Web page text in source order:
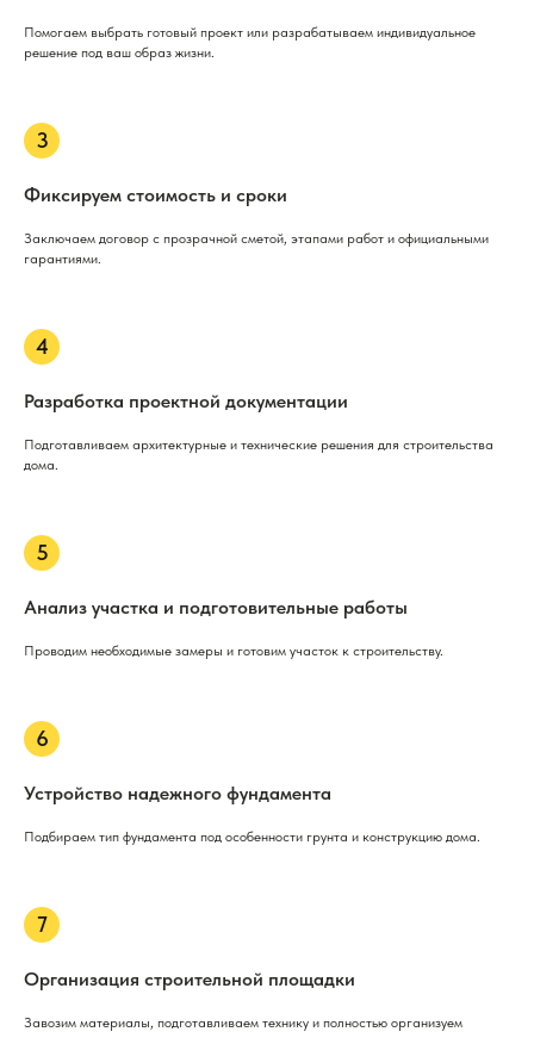
Помогаем выбрать готовый проект или разрабатываем индивидуальное
решение под ваш образ жизни.
Фиксируем стоимость и сроки
Заключаем договор с прозрачной сметой, этапами работ и официальными
гарантиями.
Разработка проектной документации
Подготавливаем архитектурные и технические решения для строительства
дома.
Анализ участка и подготовительные работы
Проводим необходимые замеры и готовим участок к строительству.
Устройство надежного фундамента
Подбираем тип фундамента под особенности грунта и конструкцию дома.
Организация строительной площадки
Завозим материалы, подготавливаем технику и полностью организуем